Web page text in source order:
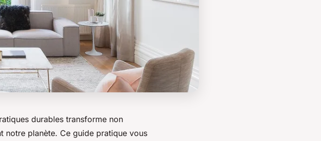
durables transforme non
notre planète. Ce guide pratique vous